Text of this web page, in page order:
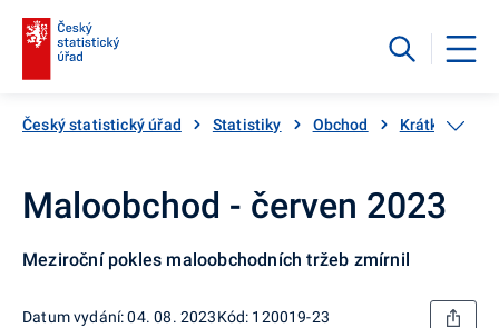
Český statistický úřad Statistiky Obchod Krátkodobé
Maloobchod - červen 2023
Meziroční pokles maloobchodních tržeb zmírnil
Datum vydání: 04. 08. 2023Kód: 120019-23